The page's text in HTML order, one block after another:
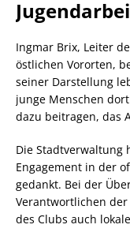
Ingmar Brix, Leiter
östlichen Vororten,
seiner Darstellung
junge Menschen
dazu beitragen, das
Die Stadtverwaltung
Engagement in der
gedankt. Bei der
Verantwortlichen
des Clubs auch